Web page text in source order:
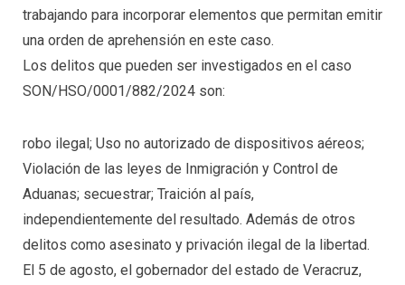
trabajando para incorporar elementos que permitan emitir
una orden de aprehensión en este caso.
Los delitos que pueden ser investigados en el caso
SON/HSO/0001/882/2024 son:
robo ilegal; Uso no autorizado de dispositivos aéreos;
Violación de las leyes de Inmigración y Control de
Aduanas; secuestrar; Traición al país,
independientemente del resultado. Además de otros
delitos como asesinato y privación ilegal de la libertad.
El 5 de agosto, el gobernador del estado de Veracruz,